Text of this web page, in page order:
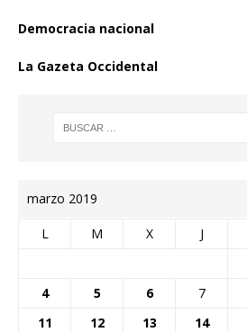
Democracia nacional
La Gazeta Occidental
marzo 2019
L M X J
4
5 6 7
11
12 13 14